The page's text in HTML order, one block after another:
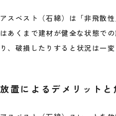
アスベスト（石綿）は「非飛散
はあくまで建材が健全な状態で
り、破損したりすると状況は一変
放置によるデメリットと